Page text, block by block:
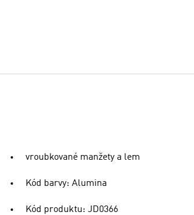
vroubkované manžety a lem
Kód barvy: Alumina
Kód produktu: JD0366